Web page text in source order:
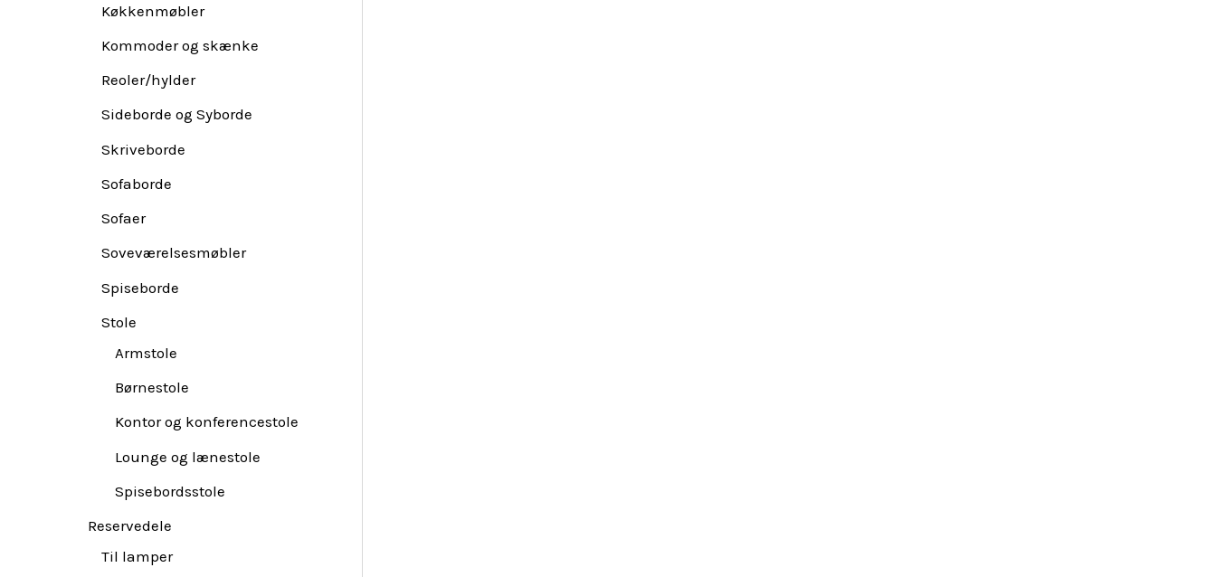
Køkkenmøbler
Kommoder og skænke
Reoler/hylder
Sideborde og Syborde
Skriveborde
Sofaborde
Sofaer
Soveværelsesmøbler
Spiseborde
Stole
Armstole
Børnestole
Kontor og konferencestole
Lounge og lænestole
Spisebordsstole
Reservedele
Til lamper